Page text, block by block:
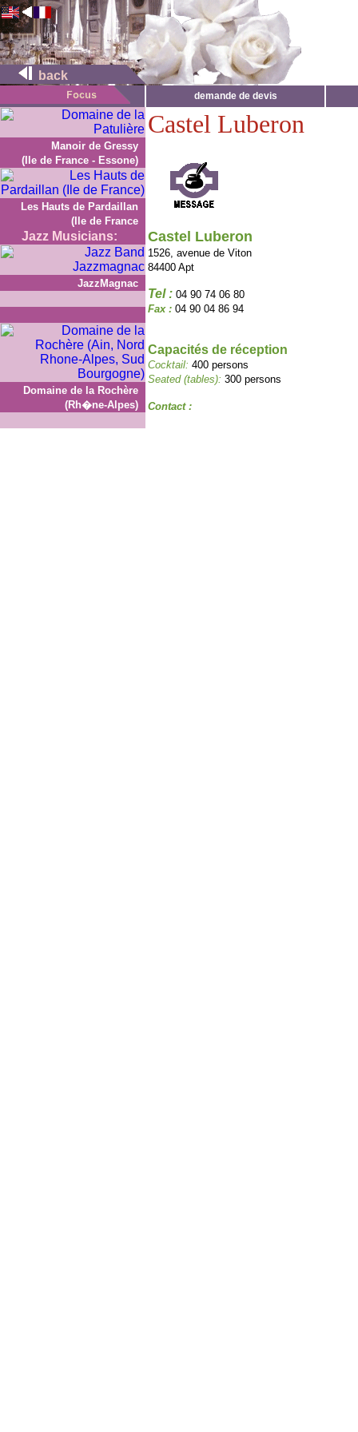
back
demande de devis
Manoir de Gressy
(Ile de France - Essone)
Les Hauts de Pardaillan
(Ile de France
Jazz Musicians:
JazzMagnac
Domaine de la Rochère
(Rh�ne-Alpes)
Castel Luberon
Castel Luberon
1526, avenue de Viton
84400 Apt
Tel : 04 90 74 06 80
Fax : 04 90 04 86 94
Capacités de réception
Cocktail: 400 persons
Seated (tables): 300 persons
Contact :